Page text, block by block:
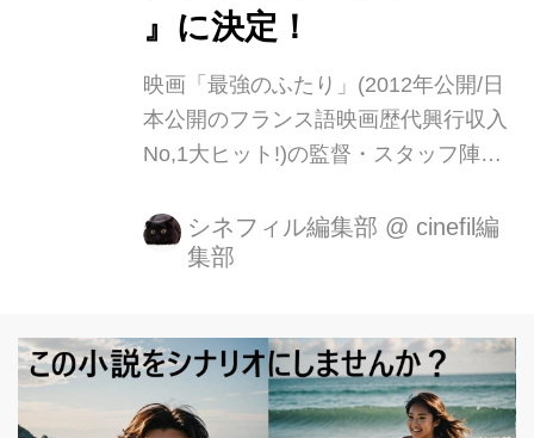
』に決定！
映画「最強のふたり」(2012年公開/日
本公開のフランス語映画歴代興行収入
No,1大ヒット!)の監督・スタッフ陣に
ヴィ! 』が、7月6日 (金)より日本公開
されることが決定し、さらには、同日
作品として公開されるほか、全国公開
となります。 世界的に注目を集める製
作チームの再集結は、本国フランスで
シネフィル編集部 @ cinefil編
集部